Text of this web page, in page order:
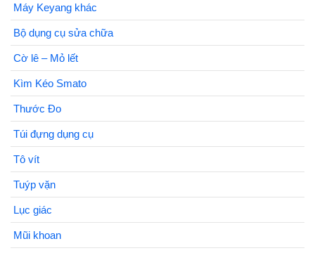
Máy Keyang khác
Bộ dụng cụ sửa chữa
Cờ lê – Mỏ lết
Kìm Kéo Smato
Thước Đo
Túi đựng dụng cụ
Tô vít
Tuýp vặn
Lục giác
Mũi khoan